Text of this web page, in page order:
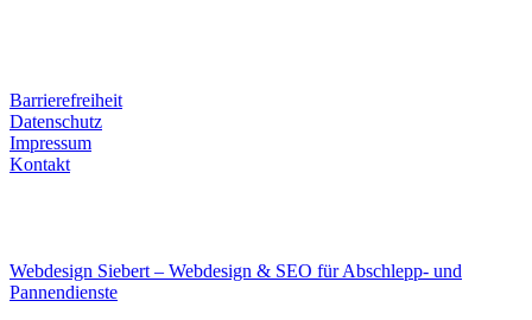
Barrierefreiheit
Datenschutz
Impressum
Kontakt
Webdesign Siebert – Webdesign & SEO für Abschlepp- und
Pannendienste